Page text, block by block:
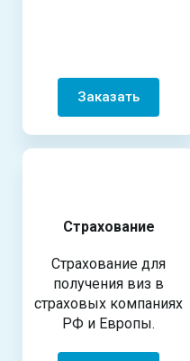
Заказать
Страхование
Страхование для
получения виз в
страховых компаниях
РФ и Европы.